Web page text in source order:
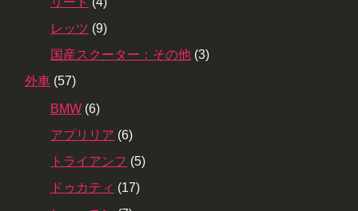
レッツ (9)
国産スクーター：その他 (3)
外車 (57)
BMW (6)
アプリリア (6)
トライアンフ (5)
ドゥカティ (17)